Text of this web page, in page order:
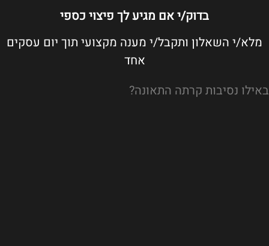
בדוק/י אם מגיע לך פיצוי כספי
מלא/י השאלון ותקבל/י מענה מקצועי תוך יום עסקים
אחד
באילו נסיבות קרתה התאונה?